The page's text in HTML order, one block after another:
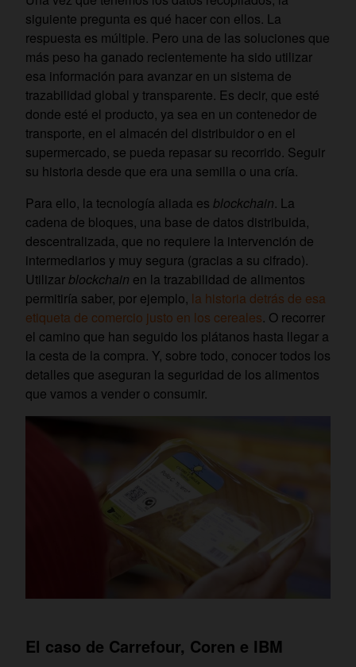
siguiente pregunta es qué hacer con ellos. La
respuesta es múltiple. Pero una de las soluciones que
más peso ha ganado recientemente ha sido utilizar
esa información para avanzar en un sistema de
trazabilidad global y transparente. Es decir, que esté
donde esté el producto, ya sea en un contenedor de
transporte, en el almacén del distribuidor o en el
supermercado, se pueda repasar su recorrido. Seguir
su historia desde que era una semilla o una cría.
Para ello, la tecnología aliada es blockchain. La
cadena de bloques, una base de datos distribuida,
descentralizada, que no requiere la intervención de
intermediarios y muy segura (gracias a su cifrado).
Utilizarblockchain en la trazabilidad de alimentos
permitiría saber, por ejemplo, la historia detrás de esa
etiqueta de comercio justo en los cereales. O recorrer
el camino que han seguido los plátanos hasta llegar a
la cesta de la compra. Y, sobre todo, conocer todos los
detalles que aseguran la seguridad de los alimentos
que vamos a vender o consumir.
El caso de Carrefour, Coren e IBM